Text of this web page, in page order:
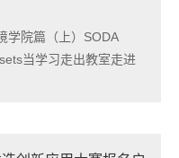
学院篇（上）SODA
当学习走出教室走进
亚已经发布的两篇泛在
了一座餐...